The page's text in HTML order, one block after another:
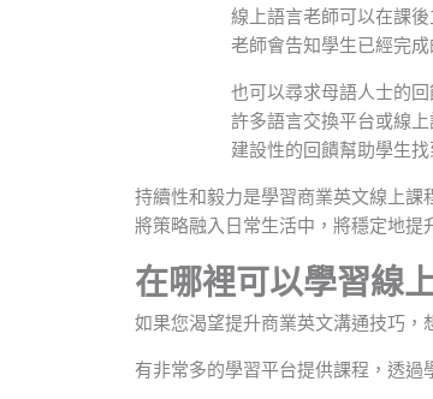
線上語言老師可以在課後
老師會告知學生已經完
也可以尋求母語人士的回
許多語言交換平台或線
建設性的回饋幫助學生
持續性和毅力是學習商業英文線上課
將策略融入日常生活中，將穩定地提
在哪裡可以學習線
如果您渴望提升商業英文溝通技巧，
有非常多的學習平台提供課程，透過